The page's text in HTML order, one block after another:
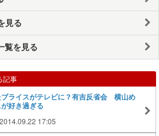
見る
覧を見る
記事
ブライスがテレビに？有吉反省会 横山め
好き過ぎる
2014.09.22 17:05